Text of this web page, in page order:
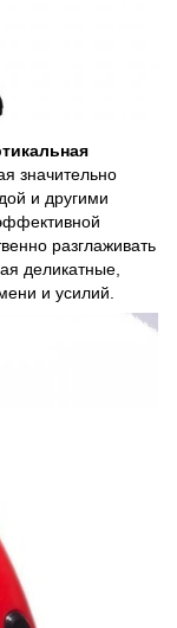
значительно
и другими
разглаживать
деликатные,
и усилий.